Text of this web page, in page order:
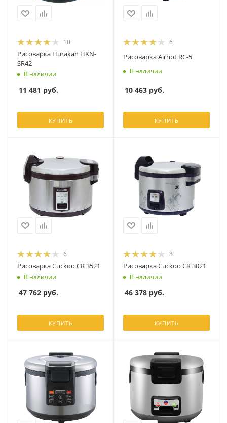
10
Рисоварка Hurakan HKN-
SR42
В наличии
11 481 руб.
КУПИТЬ
6
Рисоварка Airhot RC-5
В наличии
10 463 руб.
КУПИТЬ
6
Рисоварка Cuckoo CR 3521
В наличии
47 762 руб.
КУПИТЬ
8
Рисоварка Cuckoo CR 3021
В наличии
46 378 руб.
КУПИТЬ